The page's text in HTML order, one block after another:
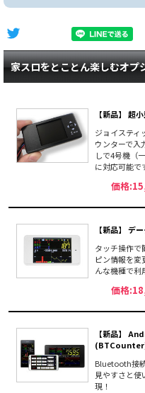
家スロをとことん楽しむオプ
【新品】 超
ジョイスティ
ウンターで入
しで4号機（
に対応可能で
価格
【新品】 デ
タッチ操作で
ピン情報を変
んな機種で利
価格
【新品】
(BTCounter)
Bluetooth接
見やすさと
現！